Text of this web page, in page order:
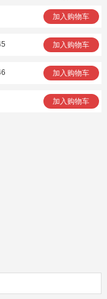
加入购物车
加入购物车
加入购物车
加入购物车